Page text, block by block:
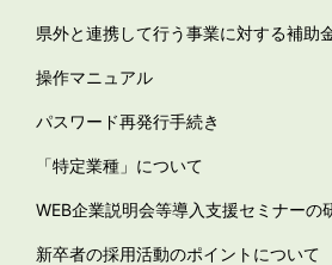
県外と連携して行う事業に対する補助
操作マニュアル
パスワード再発行手続き
「特定業種」について
WEB企業説明会等導入支援セミナーの
新卒者の採用活動のポイントについて